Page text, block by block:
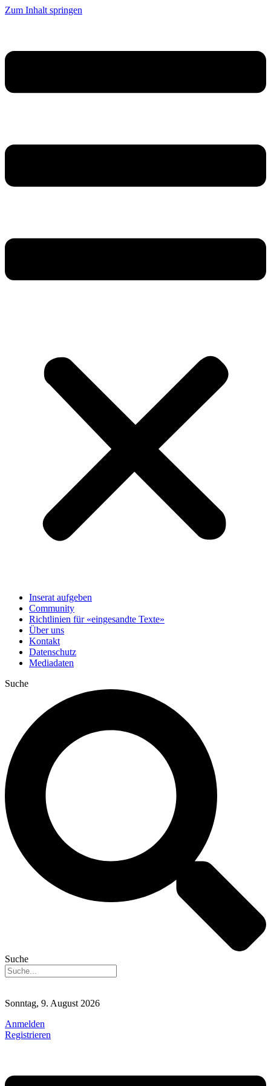
Zum Inhalt springen
Inserat aufgeben
Community
Richtlinien für «eingesandte Texte»
Über uns
Kontakt
Datenschutz
Mediadaten
Suche
Suche
Sonntag, 9. August 2026
Anmelden
Registrieren